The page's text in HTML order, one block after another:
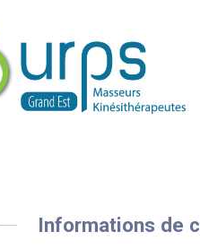
Informations de